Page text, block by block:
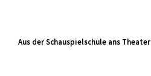
Aus der Schauspielschule ans Theater